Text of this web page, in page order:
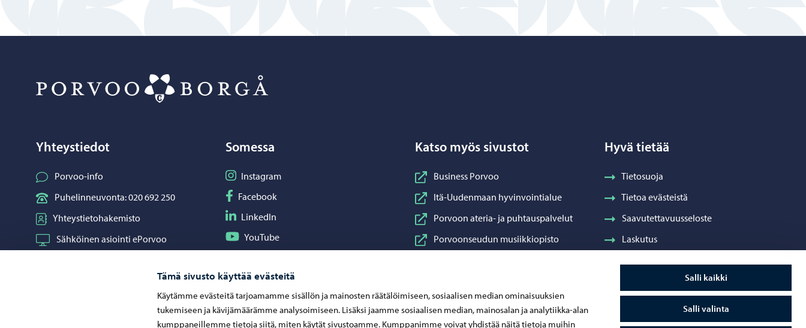
Tämä sivusto käyttää evästeitä
Käytämme evästeitä tarjoamamme sisällön ja mainosten räätälöimiseen, sosiaalisen median ominaisuuksien
tukemiseen ja kävijämäärämme analysoimiseen. Lisäksi jaamme sosiaalisen median, mainosalan ja analytiikka-alan
kumppaneillemme tietoja siitä, miten käytät sivustoamme. Kumppanimme voivat yhdistää näitä tietoja muihin
Salli kaikki
Salli valinta
Yhteystiedot
Porvoo-info
Puhelinneuvonta: 020 692 250
Yhteystietohakemisto
Sähköinen asiointi ePorvoo
Somessa
Seuraa Instagram
Instagram
Seuraa Facebook
Facebook
Seuraa LinkedIn
LinkedIn
Seuraa YouTube
YouTube
Katso myös sivustot
Business Porvoo
Itä-Uudenmaan hyvinvointialue
Porvoon ateria- ja puhtauspalvelut
Porvoonseudun musiikkiopisto
Taidetehdas
Visit Porvoo
Hyvä tietää
Tietosuoja
Tietoa evästeistä
Saavutettavuusseloste
Laskutus